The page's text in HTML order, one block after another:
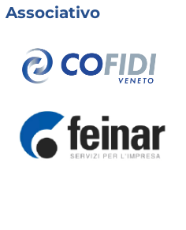
Associativo